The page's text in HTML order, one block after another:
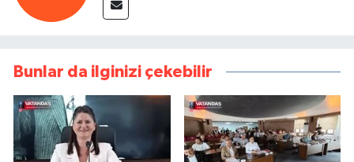
Bunlar da ilginizi çekebilir